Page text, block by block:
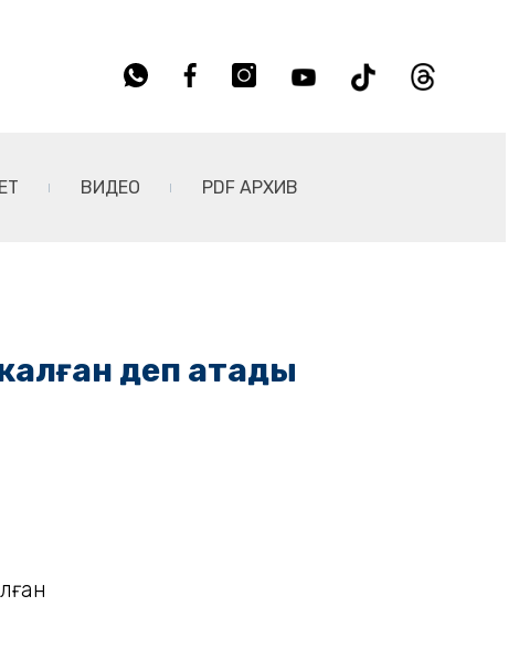
ВИДЕО PDF АРХИВ
деп атады